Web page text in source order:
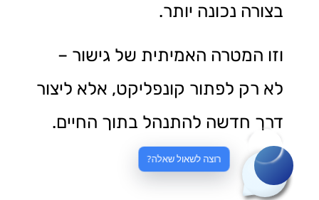
בצורה נכונה יותר.
וזו המטרה האמיתית של גישור –
לא רק לפתור קונפליקט, אלא ליצור
דרך חדשה להתנהל בתוך החיים.
רוצה לשאול שאלה?